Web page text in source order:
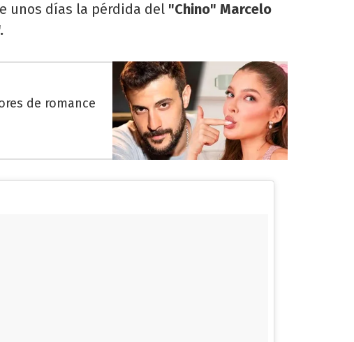
unos días la pérdida del "Chino" Marcelo
de romance